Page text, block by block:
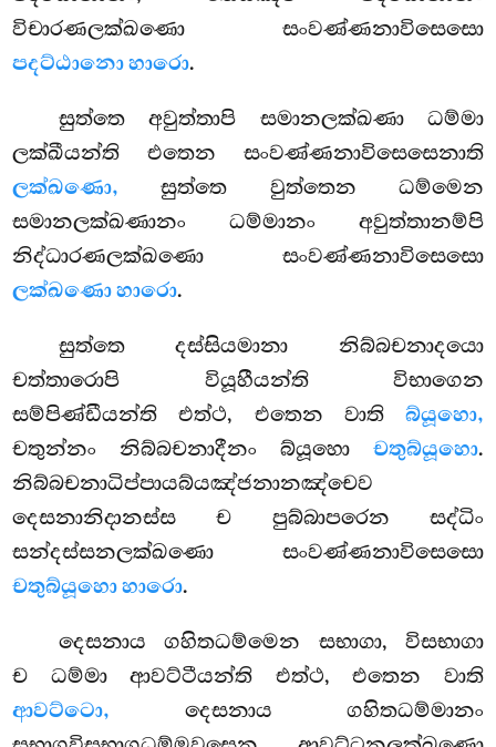
විචාරණලක්ඛණො සංවණ්ණනාවිසෙසො
පදට්ඨානො හාරො.
සුත්තෙ අවුත්තාපි සමානලක්ඛණා ධම්මා
ලක්ඛීයන්ති එතෙන සංවණ්ණනාවිසෙසෙනාති
ලක්ඛණො, සුත්තෙ වුත්තෙන ධම්මෙන
සමානලක්ඛණානං ධම්මානං අවුත්තානම්පි
නිද්ධාරණලක්ඛණො සංවණ්ණනාවිසෙසො
ලක්ඛණො හාරො.
සුත්තෙ දස්සියමානා නිබ්බචනාදයො
චත්තාරොපි වියූහීයන්ති විභාගෙන
සම්පිණ්ඩීයන්ති එත්ථ, එතෙන වාති බ්යූහො,
චතුන්නං නිබ්බචනාදීනං බ්යූහො චතුබ්යූහො.
නිබ්බචනාධිප්පායබ්යඤ්ජනානඤ්චෙව
දෙසනානිදානස්ස ච පුබ්බාපරෙන සද්ධිං
සන්දස්සනලක්ඛණො සංවණ්ණනාවිසෙසො
චතුබ්යූහො හාරො.
දෙසනාය ගහිතධම්මෙන සභාගා, විසභාගා
ච ධම්මා ආවට්ටීයන්ති එත්ථ, එතෙන වාති
ආවට්ටො, දෙසනාය ගහිතධම්මානං